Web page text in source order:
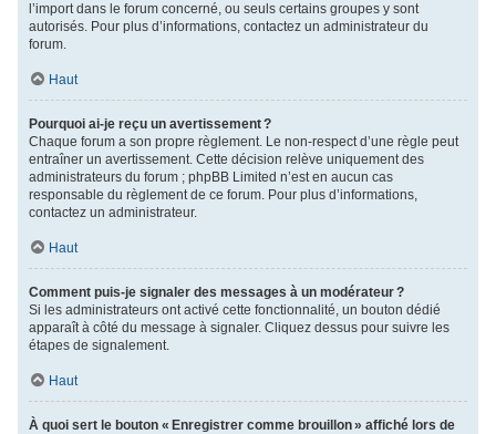
l’import dans le forum concerné, ou seuls certains groupes y sont
autorisés. Pour plus d’informations, contactez un administrateur du
forum.
Haut
Pourquoi ai-je reçu un avertissement ?
Chaque forum a son propre règlement. Le non-respect d’une règle peut
entraîner un avertissement. Cette décision relève uniquement des
administrateurs du forum ; phpBB Limited n’est en aucun cas
responsable du règlement de ce forum. Pour plus d’informations,
contactez un administrateur.
Haut
Comment puis-je signaler des messages à un modérateur ?
Si les administrateurs ont activé cette fonctionnalité, un bouton dédié
apparaît à côté du message à signaler. Cliquez dessus pour suivre les
étapes de signalement.
Haut
À quoi sert le bouton « Enregistrer comme brouillon » affiché lors de